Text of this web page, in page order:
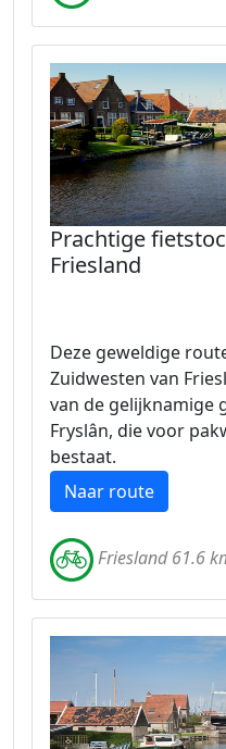
Prachtige
Friesland
Deze geweldige
Zuidwesten van
van de gelijknamige
Fryslân, die voor
bestaat.
Naar route
Friesland 61.6